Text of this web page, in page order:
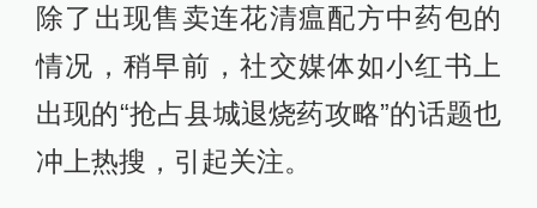
除了出现售卖连花清瘟配方中药包的
情况，稍早前，社交媒体如小红书上
出现的“抢占县城退烧药攻略”的话题也
冲上热搜，引起关注。